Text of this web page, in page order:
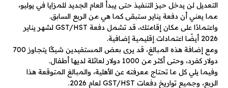
التعديل لن يدخل حيز التنفيذ حتى يبدأ العام الجديد للمزايا في يوليو،
مما يعني أن دفعة يناير ستبقى كما هي من الربع السابق.
واعتمادًا على مكان إقامتك، قد تشمل دفعة GST/HST لشهر يناير
2026 أيضًا اعتمادات إقليمية إضافية.
ومع إضافة هذه المبالغ، قد يرى بعض المستفيدين شيكًا يتجاوز 700
دولار كفرد، وحتى أكثر من 1000 دولار لعائلة لديها أطفال.
وفيما يلي كل ما تحتاج معرفته عن الأهلية، والمبالغ المتوقعة هذا
الربع، وجميع تواريخ دفعات GST/HST لعام 2026.